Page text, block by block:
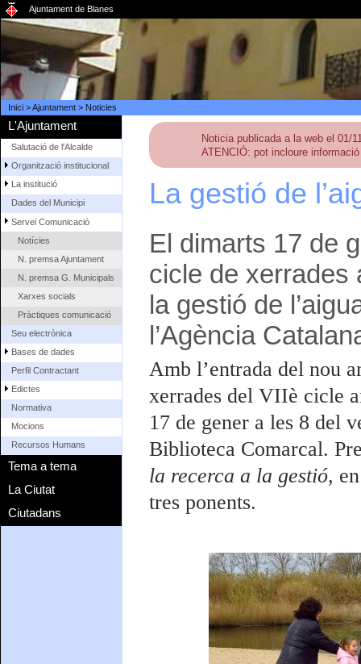
Ajuntament de Blanes
Inici>Ajuntament> Noticies
L'Ajuntament
Salutació de l'Alcalde
Organització institucional
La institució
Dades del Municipi
Servei Comunicació
Notícies
N. premsa Ajuntament
N. premsa G. Municipals
Xarxes socials
Pràctiques comunicació
Seu electrònica
Bases de dades
Perfil Contractant
Edictes
Normativa
Mocions
Recursos Humans
Tema a tema
La Ciutat
Ciutadans
Noticia publicada a la web el 01/
ATENCIÓ: pot incloure
La gestió de
El dimarts 17 de
cicle de xerrades
la gestió de
l’Agència
Amb l’entrada del nou
xerrades del VIIè cicle
17 de gener a les 8 del
Biblioteca Comarcal.
la recerca a la gestió,
tres ponents.